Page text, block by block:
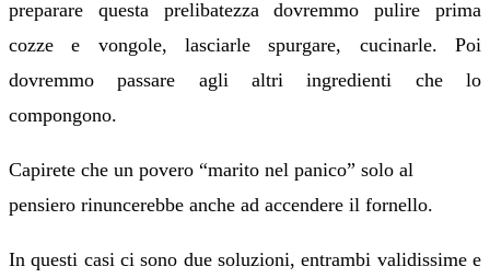
preparare questa prelibatezza dovremmo pulire prima
cozze e vongole, lasciarle spurgare, cucinarle. Poi
dovremmo passare agli altri ingredienti che lo
compongono.
Capirete che un povero “marito nel panico” solo al
pensiero rinuncerebbe anche ad accendere il fornello.
In questi casi ci sono due soluzioni, entrambi validissime e